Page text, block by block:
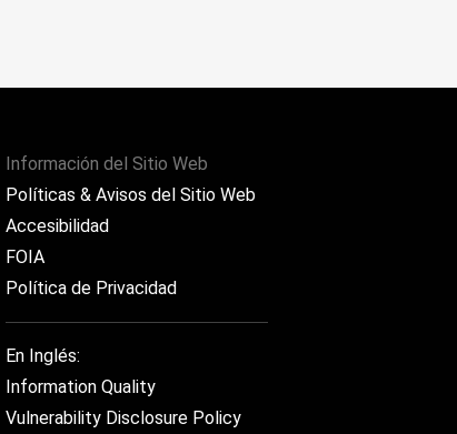
Información del Sitio Web
Políticas & Avisos del Sitio Web
Accesibilidad
FOIA
Política de Privacidad
En Inglés:
Information Quality
Vulnerability Disclosure Policy